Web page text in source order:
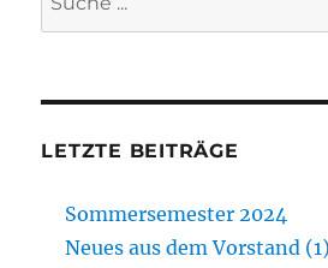
LETZTE BEITRÄGE
Sommersemester 2024
Neues aus dem Vorstand (1)